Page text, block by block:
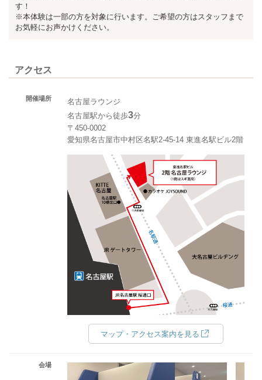
す！
※本体験は一部の方を対象に行います。ご希望の方はスタッフまで
お気軽にお声かけください。
アクセス
開催場所
名古屋ラウンジ
名古屋駅から徒歩3分
〒450-0002
愛知県名古屋市中村区名駅2-45-14 東進名駅ビル2階
マップ・アクセス案内を見る
会場